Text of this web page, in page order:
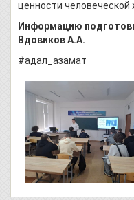
ценности человеческой
Информацию
Вдовиков А.А.
#адал_азамат